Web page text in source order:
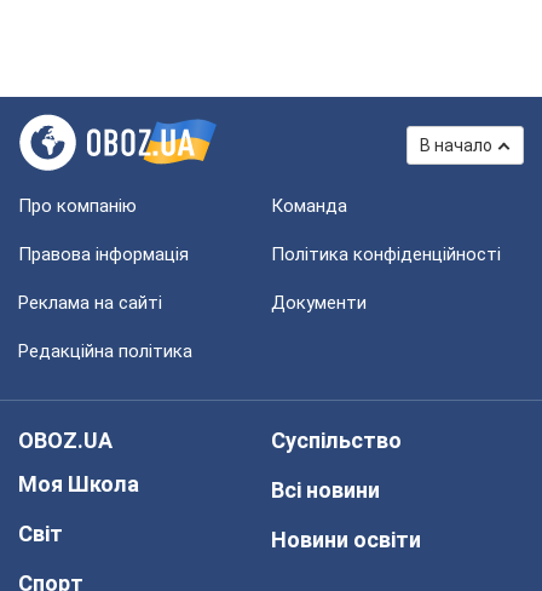
В начало
Про компанію Команда
Правова інформація Політика конфіденційності
Реклама на сайті Документи
Редакційна політика
OBOZ.UA
Моя Школа
Світ
Спорт
Суспільство
Всі новини
Новини освіти